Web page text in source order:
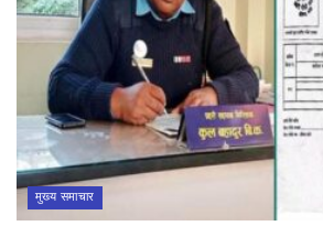
मुख्य समाचार